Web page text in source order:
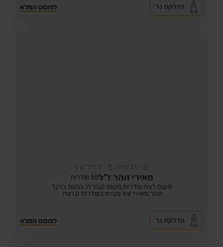
לפוסט המלא הדלקת נר
27 צפיות 0 הדליקו נר
מאירי זוהר ז"ל55, שדרות
מקום רצח:שדרות,מקום קבורה: גבעת ברנר
זוהר מאירי יצא מביתו בשדרות ונרצח.
לפוסט המלא הדלקת נר